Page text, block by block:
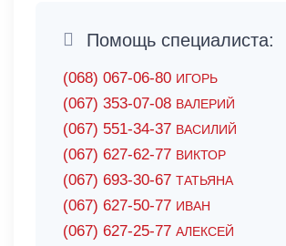
Помощь специалиста:
(068) 067-06-80 ИГОРЬ
(067) 353-07-08 ВАЛЕРИЙ
(067) 551-34-37 ВАСИЛИЙ
(067) 627-62-77 ВИКТОР
(067) 693-30-67 ТАТЬЯНА
(067) 627-50-77 ИВАН
(067) 627-25-77 АЛЕКСЕЙ